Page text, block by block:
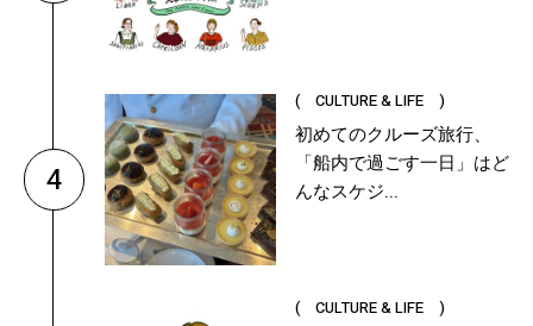
4
( CULTURE & LIFE )
初めてのクルーズ旅行、
「船内で過ごす一日」はど
んなスケジ...
( CULTURE & LIFE )